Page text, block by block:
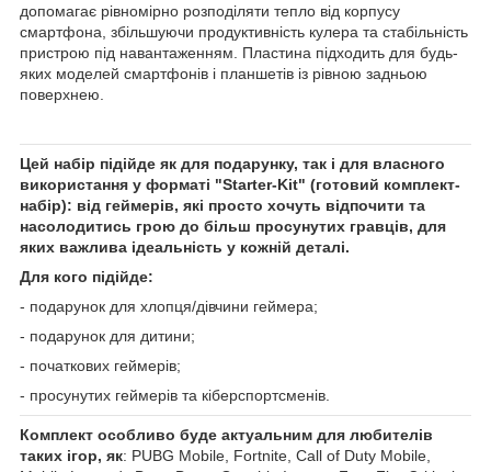
допомагає рівномірно розподіляти тепло від корпусу
смартфона, збільшуючи продуктивність кулера та стабільність
пристрою під навантаженням. Пластина підходить для будь-
яких моделей смартфонів і планшетів із рівною задньою
поверхнею.
Цей набір підійде як для подарунку, так і для власного
використання у форматі "Starter-Kit" (готовий комплект-
набір): від геймерів, які просто хочуть відпочити та
насолодитись грою до більш просунутих гравців, для
яких важлива ідеальність у кожній деталі.
Для кого підійде:
- подарунок для хлопця/дівчини геймера;
- подарунок для дитини;
- початкових геймерів;
- просунутих геймерів та кіберспортсменів.
Комплект особливо буде актуальним для любителів
таких ігор, як: PUBG Mobile, Fortnite, Call of Duty Mobile,